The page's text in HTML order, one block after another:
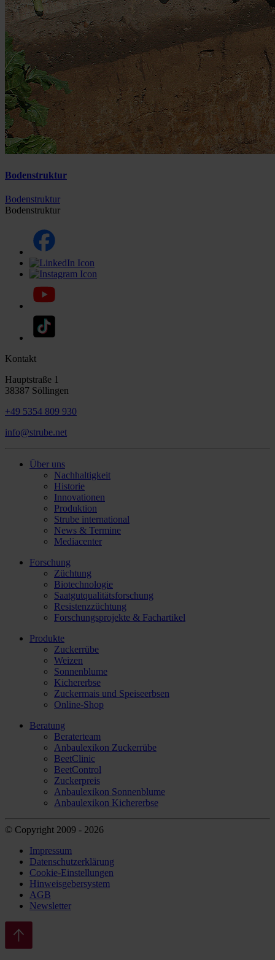
Bodenstruktur
Bodenstruktur
Bodenstruktur
Kontakt
Hauptstraße 1
38387 Söllingen
+49 5354 809 930
info@strube.net
Über uns
Nachhaltigkeit
Historie
Innovationen
Produktion
Strube international
News & Termine
Mediacenter
Forschung
Züchtung
Biotechnologie
Saatgutqualitätsforschung
Resistenzzüchtung
Forschungsprojekte & Fachartikel
Produkte
Zuckerrübe
Weizen
Sonnenblume
Kichererbse
Zuckermais und Speiseerbsen
Online-Shop
Beratung
Beraterteam
Anbaulexikon Zuckerrübe
BeetClinic
BeetControl
Zuckerpreis
Anbaulexikon Sonnenblume
Anbaulexikon Kichererbse
© Copyright 2009 - 2026
Impressum
Datenschutzerklärung
Cookie-Einstellungen
Hinweisgebersystem
AGB
Newsletter